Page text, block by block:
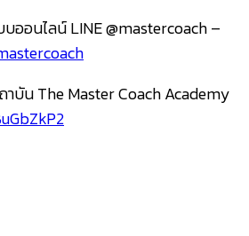
ออนไลน์ LINE @mastercoach –
บัน The Master Coach Academy